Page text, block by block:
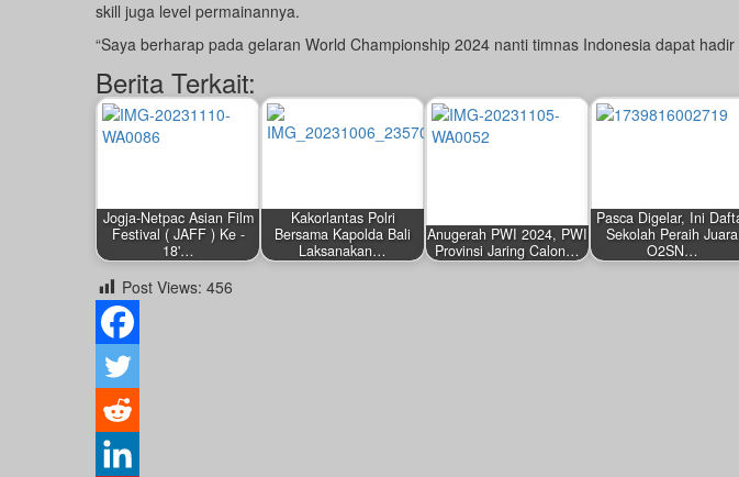
skill juga level permainannya.
“Saya berharap pada gelaran World Championship 2024 nanti timnas Indonesia dapat
Berita Terkait:
Jogja-Netpac Asian Film
Festival ( JAFF ) Ke -
18'…
Redaksi
November 10, 2023
Kakorlantas Polri
Bersama Kapolda Bali
Laksanakan…
Anugerah PWI 2024, PWI
Provinsi Jaring Calon…
Pasca Digelar, Ini
Sekolah Peraih Juara
O2SN…
Post Views: 456